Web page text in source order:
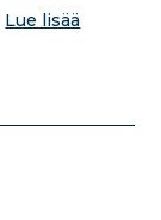
Lue lisää